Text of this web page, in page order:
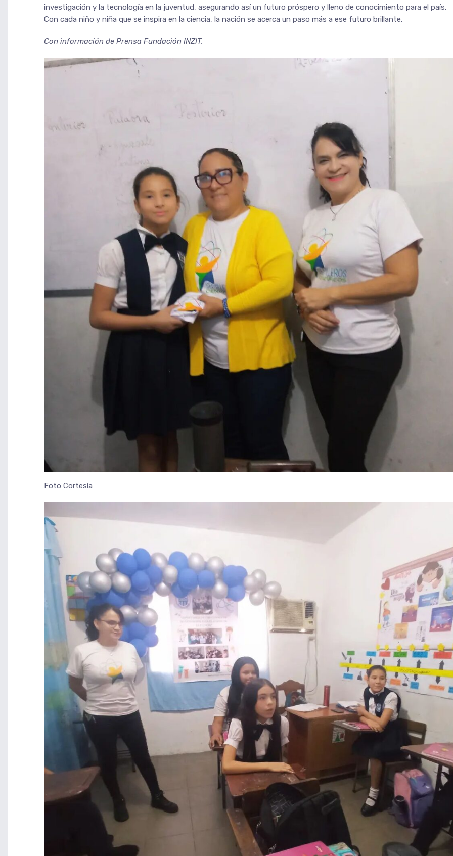
investigación y la tecnología en la juventud, asegurando así un futuro próspero y lleno de conocimiento para el país.
Con cada niño y niña que se inspira en la ciencia, la nación se acerca un paso más a ese futuro brillante.
Con información de Prensa Fundación INZIT.
Foto Cortesía